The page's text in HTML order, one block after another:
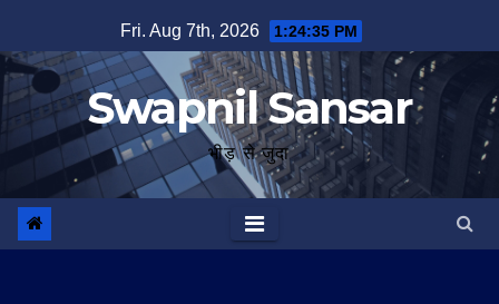
to
content
Fri. Aug 7th, 2026 1:24:36 PM
Swapnil Sansar
भीड़ से जुदा